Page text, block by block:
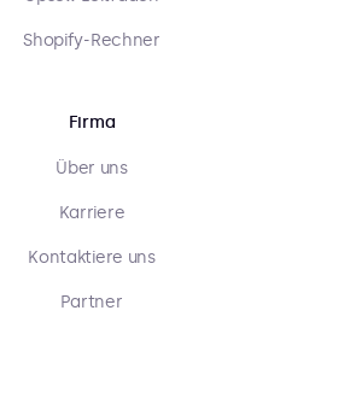
Shopify-Rechner
Firma
Über uns
Karriere
Kontaktiere uns
Partner